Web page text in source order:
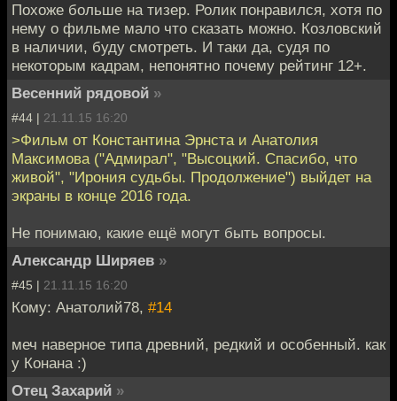
Похоже больше на тизер. Ролик понравился, хотя по
нему о фильме мало что сказать можно. Козловский
в наличии, буду смотреть. И таки да, судя по
некоторым кадрам, непонятно почему рейтинг 12+.
Весенний рядовой »
#44 | 21.11.15 16:20
>Фильм от Константина Эрнста и Анатолия
Максимова ("Адмирал", "Высоцкий. Спасибо, что
живой", "Ирония судьбы. Продолжение") выйдет на
экраны в конце 2016 года.
Не понимаю, какие ещё могут быть вопросы.
Александр Ширяев »
#45 | 21.11.15 16:20
Кому: Анатолий78, #14
меч наверное типа древний, редкий и особенный. как
у Конана :)
Отец Захарий »